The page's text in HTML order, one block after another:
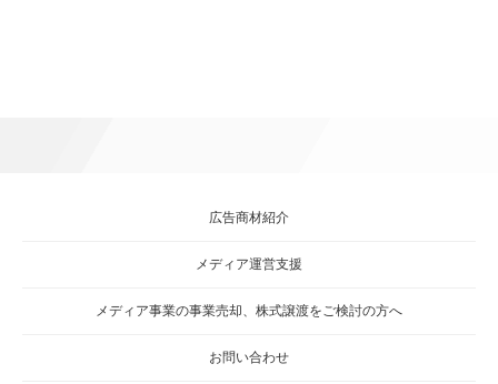
広告商材紹介
メディア運営支援
メディア事業の事業売却、株式譲渡をご検討の方へ
お問い合わせ